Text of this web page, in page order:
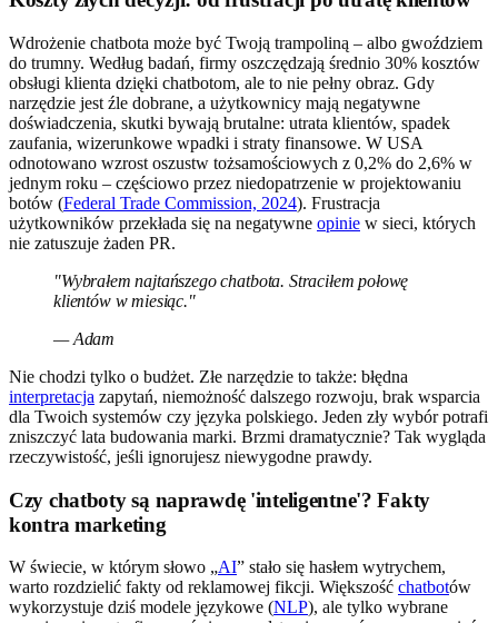
Wdrożenie chatbota może być Twoją trampoliną – albo gwoździem
do trumny. Według badań, firmy oszczędzają średnio 30% kosztów
obsługi klienta dzięki chatbotom, ale to nie pełny obraz. Gdy
narzędzie jest źle dobrane, a użytkownicy mają negatywne
doświadczenia, skutki bywają brutalne: utrata klientów, spadek
zaufania, wizerunkowe wpadki i straty finansowe. W USA
odnotowano wzrost oszustw tożsamościowych z 0,2% do 2,6% w
jednym roku – częściowo przez niedopatrzenie w projektowaniu
botów (Federal Trade Commission, 2024). Frustracja
użytkowników przekłada się na negatywne opinie w sieci, których
nie zatuszuje żaden PR.
"Wybrałem najtańszego chatbota. Straciłem połowę
klientów w miesiąc."
— Adam
Nie chodzi tylko o budżet. Złe narzędzie to także: błędna
interpretacja zapytań, niemożność dalszego rozwoju, brak wsparcia
dla Twoich systemów czy języka polskiego. Jeden zły wybór potrafi
zniszczyć lata budowania marki. Brzmi dramatycznie? Tak wygląda
rzeczywistość, jeśli ignorujesz niewygodne prawdy.
Czy chatboty są naprawdę 'inteligentne'? Fakty
kontra marketing
W świecie, w którym słowo „AI” stało się hasłem wytrychem,
warto rozdzielić fakty od reklamowej fikcji. Większość chatbotów
wykorzystuje dziś modele językowe (NLP), ale tylko wybrane